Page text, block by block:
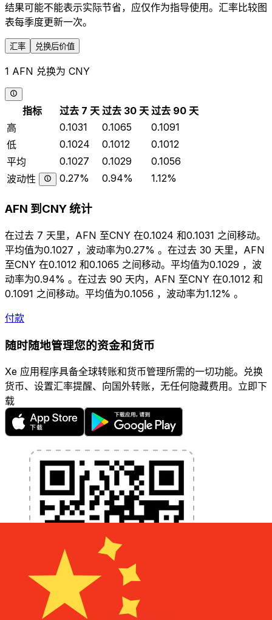
结果可能不能表示实际节省，应仅作为指导使用。汇率比较图
表每季度更新一次。
汇率 兑换后价值
1 AFN 兑换为 CNY
指标 过去 7 天 过去 30 天 过去 90 天
高
0.1031 0.1065
0.1091
低
0.1024 0.1012
0.1012
平均
0.1027 0.1029
0.1056
波动性
0.27% 0.94% 1.12%
AFN 到CNY 统计
在过去 7 天里，AFN 至CNY 在0.1024 和0.1031 之间移动。
平均值为0.1027 ，波动率为0.27% 。在过去 30 天里，AFN
至CNY 在0.1012 和0.1065 之间移动。平均值为0.1029 ，波
动率为0.94% 。在过去 90 天内，AFN 至CNY 在0.1012 和
0.1091 之间移动。平均值为0.1056 ，波动率为1.12% 。
付款
随时随地管理您的资金和货币
Xe 应用程序具备全球转账和货币管理所需的一切功能。兑换
货币、设置汇率提醒、向国外转账，无任何隐藏费用。立即下
载